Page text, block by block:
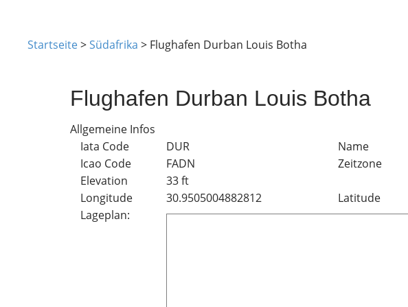
Startseite>Südafrika > Flughafen Durban Louis Botha
Flughafen Durban Louis Botha
Allgemeine Infos
Iata Code
DUR Name
Icao Code
FADN Zeitzone
Elevation
33 ft
Longitude
30.9505004882812 Latitude
Lageplan: